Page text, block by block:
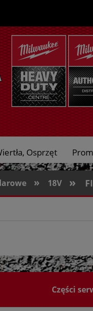
Osprzęt
» 18V »
Części